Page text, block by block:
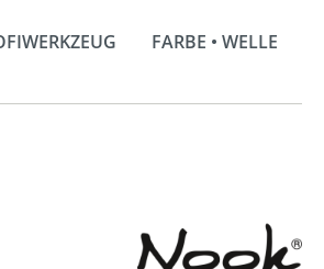
FARBE • WELLE